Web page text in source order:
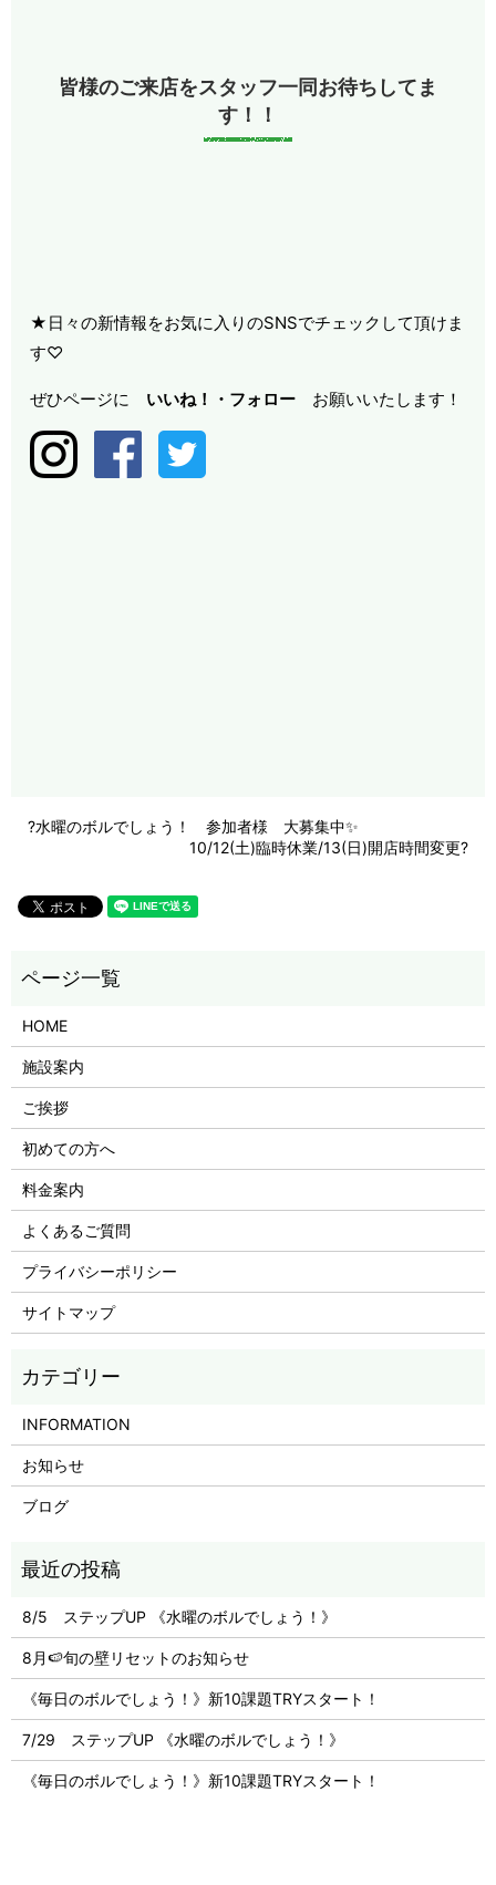
皆様のご来店をスタッフ一同お待ちしてま
す！！
★日々の新情報をお気に入りのSNSでチェックして頂けま
す♡
ぜひページに いいね！・ フォロー お願いいたします！
?水曜のボルでしょう！ 参加者様 大募集中✨
10/12(土)臨時休業/13(日)開店時間変更?
HOME
施設案内
ご挨拶
初めての方へ
料金案内
よくあるご質問
プライバシーポリシー
サイトマップ
INFORMATION
お知らせ
ブログ
8/5 ステップUP 《水曜のボルでしょう！》
8月🍉旬の壁リセットのお知らせ
《毎日のボルでしょう！》新10課題TRYスタート！
7/29 ステップUP 《水曜のボルでしょう！》
《毎日のボルでしょう！》新10課題TRYスタート！